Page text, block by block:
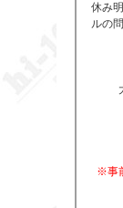
休み
ルの
※事